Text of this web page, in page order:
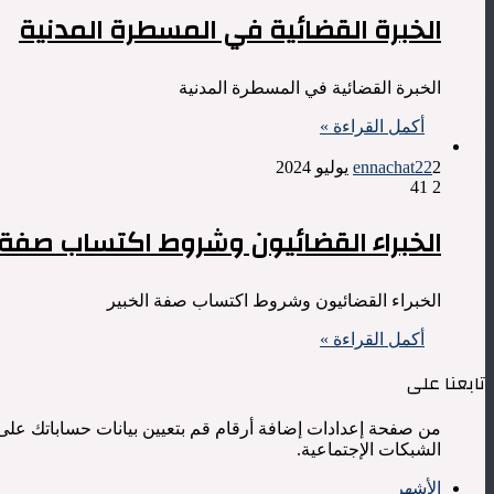
الخبرة القضائية في المسطرة المدنية
الخبرة القضائية في المسطرة المدنية
أكمل القراءة »
ennachat222 يوليو 2024
2
الخبراء القضائيون وشروط اكتساب صفة
الخبراء القضائيون وشروط اكتساب صفة الخبير
أكمل القراءة »
تابعنا على
من صفحة إعدادات إضافة أرقام قم بتعيين بيانات حساباتك
الشبكات الإجتماعية.
الأشهر